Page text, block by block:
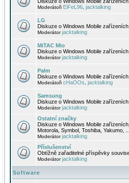
Moderátoři EiFeL96 jacktalking
LG
Diskuze o Windows Mobile
Moderátorjacktalking
MiTAC Mio
Diskuze o Windows Mobile
Moderátorjacktalking
Palm
Diskuze o Windows Mobile
Moderátoři cHaOOs jacktalking
Samsung
Diskuze o Windows Mobile
Moderátorjacktalking
Ostatní značky
Diskuze o Windows Mobile
Motorola, Symbol, Toshiba, Yakumo,
Moderátorjacktalking
Příslušenství
Obtížně zařaditelné příspěvky
Moderátorjacktalking
Software